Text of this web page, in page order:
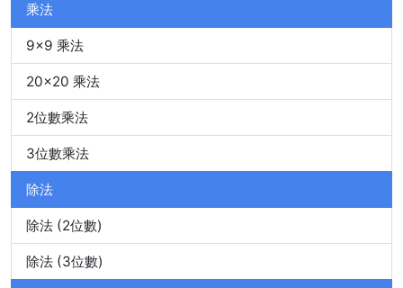
乘法
9x9 乘法
20x20 乘法
2位數乘法
3位數乘法
除法
除法 (2位數)
除法 (3位數)